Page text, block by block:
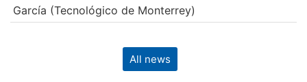
García (Tecnológico de Monterrey)
All news